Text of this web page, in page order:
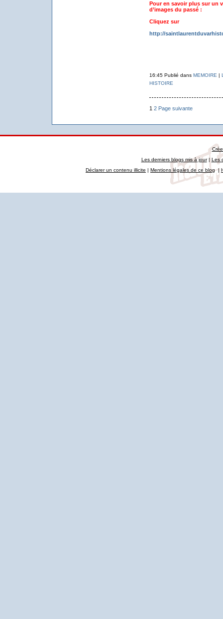
Pour en savoir plus sur un
d’images du passé :
Cliquez sur
http://
16:45 Publié dans MEMOIRE |
HISTOIRE
1 2 Page suivante
Les derniers blogs mis à jour|
Les
Déclarer un contenu illicite
Mentions légales de ce blog|